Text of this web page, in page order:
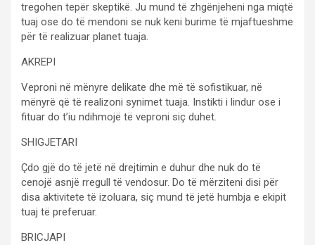
tregohen tepër skeptikë. Ju mund të zhgënjeheni nga miqtë
tuaj ose do të mendoni se nuk keni burime të mjaftueshme
për të realizuar planet tuaja.
AKREPI
Veproni në mënyre delikate dhe më të sofistikuar, në
mënyrë që të realizoni synimet tuaja. Instikti i lindur ose i
fituar do t’iu ndihmojë të veproni siç duhet.
SHIGJETARI
Çdo gjë do të jetë në drejtimin e duhur dhe nuk do të
cenojë asnjë rregull të vendosur. Do të mërziteni disi për
disa aktivitete të izoluara, siç mund të jetë humbja e ekipit
tuaj të preferuar.
BRICJAPI